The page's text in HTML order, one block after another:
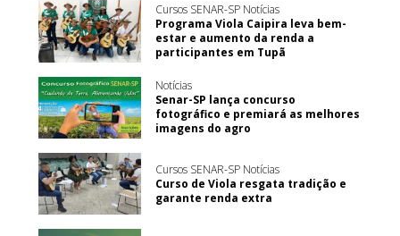
Cursos SENAR-SP Notícias
Programa Viola Caipira leva bem-
estar e aumento da renda a
participantes em Tupã
Notícias
Senar-SP lança concurso
fotográfico e premiará as melhores
imagens do agro
Cursos SENAR-SP Notícias
Curso de Viola resgata tradição e
garante renda extra